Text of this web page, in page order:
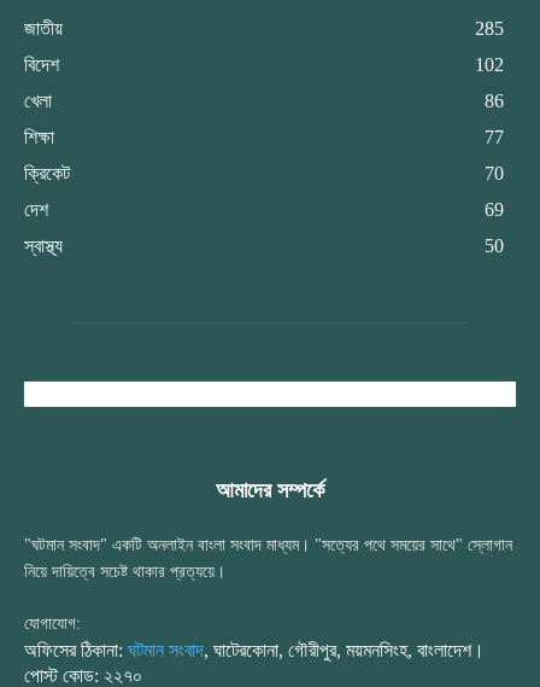
জাতীয়
285
বিদেশ
102
খেলা
86
শিক্ষা
77
ক্রিকেট
70
দেশ
69
স্বাস্থ্য
50
আমাদের সম্পর্কে
"ঘটমান সংবাদ" একটি অনলাইন বাংলা সংবাদ মাধ্যম। "সত্যের পথে সময়ের সাথে" স্লোগান
নিয়ে দায়িত্বে সচেষ্ট থাকার প্রত্যয়ে।
যোগাযোগ:
অফিসের ঠিকানা: ঘটমান সংবাদ, ঘাটেরকোনা, গৌরীপুর, ময়মনসিংহ, বাংলাদেশ।
পোস্ট কোড: ২২৭০